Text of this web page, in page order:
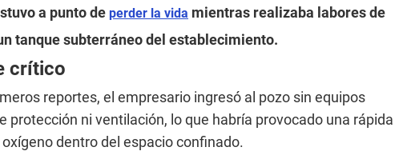
a punto de perder la vida mientras realizaba labores de
tanque subterráneo del establecimiento.
crítico
reportes, el empresario ingresó al pozo sin equipos
protección ni ventilación, lo que habría provocado una rápida
dentro del espacio confinado.